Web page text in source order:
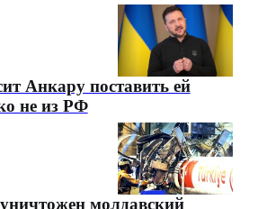
Анкару поставить ей
не из РФ
молдавский